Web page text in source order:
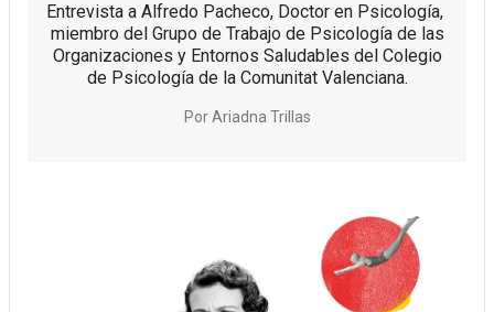
Entrevista a Alfredo Pacheco, Doctor en Psicología,
miembro del Grupo de Trabajo de Psicología de las
Organizaciones y Entornos Saludables del Colegio
de Psicología de la Comunitat Valenciana.
PorAriadna Trillas